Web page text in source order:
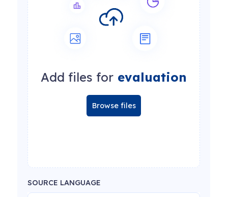
Add files for evaluation
Browse files
SOURCE LANGUAGE